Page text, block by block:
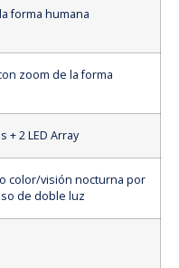
forma humana
zoom de la forma
+ 2 LED Array
color/visión nocturna por
de doble luz